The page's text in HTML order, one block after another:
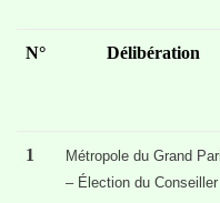
N° Délibération
1
Métropole du Grand
– Élection du Conseiller